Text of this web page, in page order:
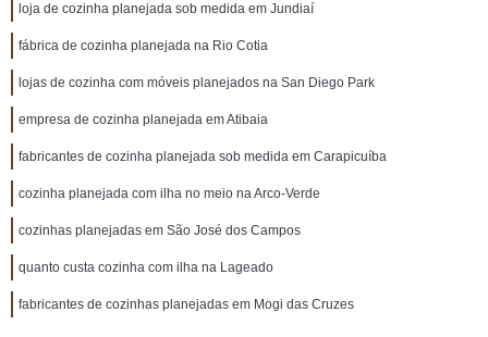
loja de cozinha planejada sob medida em Jundiaí
fábrica de cozinha planejada na Rio Cotia
lojas de cozinha com móveis planejados na San Diego Park
empresa de cozinha planejada em Atibaia
fabricantes de cozinha planejada sob medida em Carapicuíba
cozinha planejada com ilha no meio na Arco-Verde
cozinhas planejadas em São José dos Campos
quanto custa cozinha com ilha na Lageado
fabricantes de cozinhas planejadas em Mogi das Cruzes